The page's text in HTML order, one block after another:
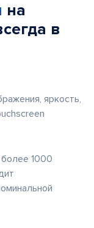
на
в
яркость,
1000